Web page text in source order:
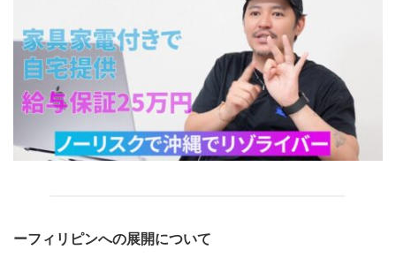
ーフィリピンへの展開について